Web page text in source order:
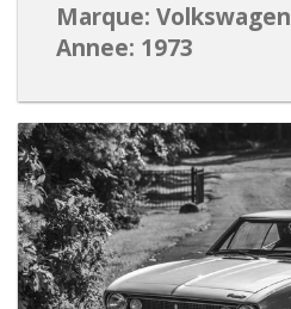
Marque: Volkswagen
Annee: 1973